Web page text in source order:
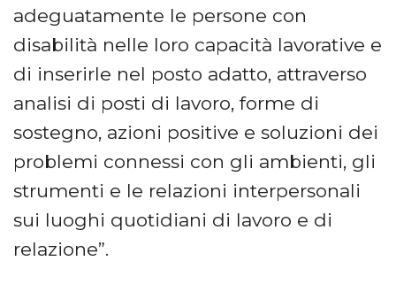
adeguatamente le persone con
disabilità nelle loro capacità lavorative e
di inserirle nel posto adatto, attraverso
analisi di posti di lavoro, forme di
sostegno, azioni positive e soluzioni dei
problemi connessi con gli ambienti, gli
strumenti e le relazioni interpersonali
sui luoghi quotidiani di lavoro e di
relazione”.